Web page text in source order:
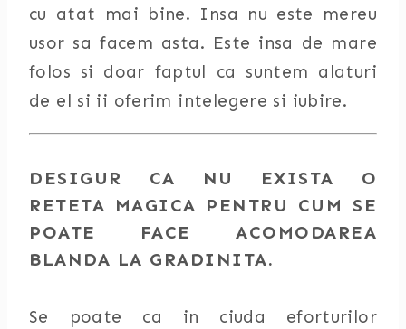
cu atat mai bine. Insa nu este mereu
usor sa facem asta. Este insa de mare
folos si doar faptul ca suntem alaturi
de el si ii oferim intelegere si iubire.
DESIGUR CA NU EXISTA O
RETETA MAGICA PENTRU CUM SE
POATE FACE ACOMODAREA
BLANDA LA GRADINITA.
Se poate ca in ciuda eforturilor